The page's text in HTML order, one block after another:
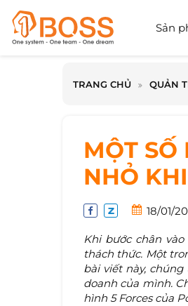
Sản
TRANG CHỦ QUẢN
MỘT SỐ
NHỎ
18/01/
Khi bước chân
thách thức. Một
bài viết này,
doanh của mình.
hình 5 Forces của